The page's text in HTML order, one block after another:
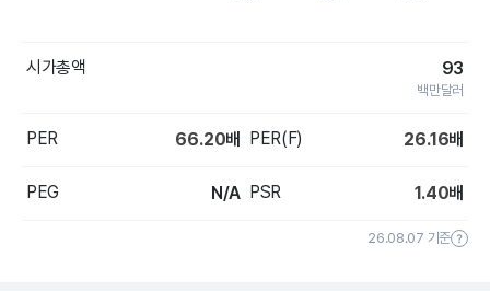
시가총액 93
백만달러
PER 66.20배 PER(F) 26.16배
PEG N/A PSR 1.40배
26.08.07 기준